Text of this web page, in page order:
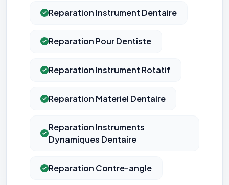
Reparation Instrument Dentaire
Reparation Pour Dentiste
Reparation Instrument Rotatif
Reparation Materiel Dentaire
Reparation Instruments
Dynamiques Dentaire
Reparation Contre-angle